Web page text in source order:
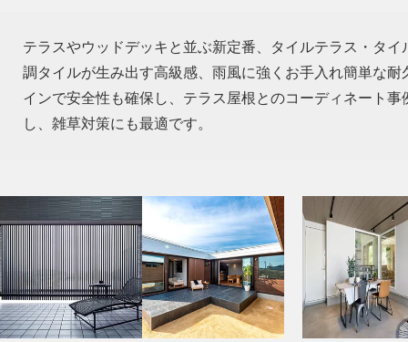
テラスやウッドデッキと並ぶ新定番、タイルテラス・タ
調タイルが生み出す高級感、雨風に強くお手入れ簡単な
インで安全性も確保し、テラス屋根とのコーディネート
し、雑草対策にも最適です。